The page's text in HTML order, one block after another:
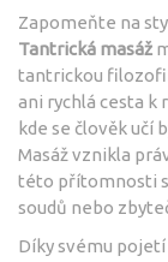
Zapomeňte na
Tantrická masáž
tantrickou
ani rychlá cesta k
kde se člověk učí
Masáž vznikla
této přítomnosti
soudů nebo
Díky svému